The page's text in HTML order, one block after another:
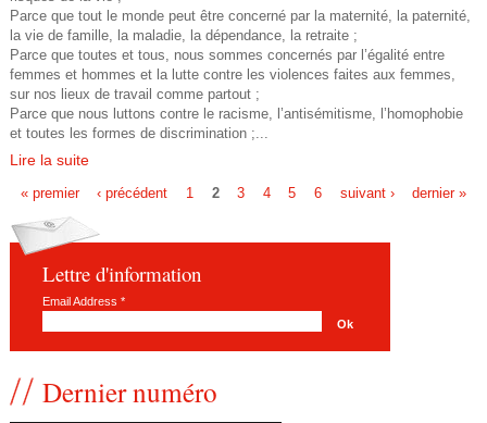
t
u
r
e
_
a
v
Parce que tout le monde peut être concerné par la maternité, la paternité,
la vie de famille, la maladie, la dépendance, la retraite ;
Parce que toutes et tous, nous sommes concernés par l’égalité entre
femmes et hommes et la lutte contre les violences faites aux femmes,
sur nos lieux de travail comme partout ;
Parce que nous luttons contre le racisme, l’antisémitisme, l’homophobie
et toutes les formes de discrimination ;...
Lire la suite
P
s
« premier ‹ précédent 1 2 3 4 5 6 suivant › dernier »
Lettre d'information
Email Address *
Dernier numéro